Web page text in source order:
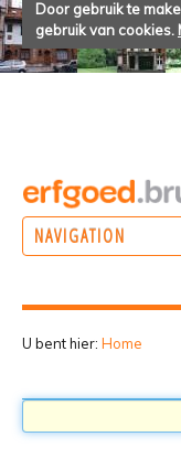
Door gebruik te
gebruik van cookies.
NAVIGATION
U bent hier: Home